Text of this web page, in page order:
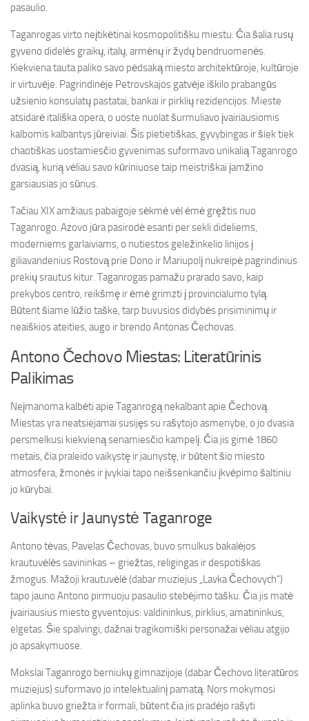
pasaulio.
Taganrogas virto neįtikėtinai kosmopolitišku miestu. Čia šalia rusų
gyveno didelės graikų, italų, armėnų ir žydų bendruomenės.
Kiekviena tauta paliko savo pėdsaką miesto architektūroje, kultūroje
ir virtuvėje. Pagrindinėje Petrovskajos gatvėje iškilo prabangūs
užsienio konsulatų pastatai, bankai ir pirklių rezidencijos. Mieste
atsidarė itališka opera, o uoste nuolat šurmuliavo įvairiausiomis
kalbomis kalbantys jūreiviai. Šis pietietiškas, gyvybingas ir šiek tiek
chaotiškas uostamiesčio gyvenimas suformavo unikalią Taganrogo
dvasią, kurią vėliau savo kūriniuose taip meistriškai įamžino
garsiausias jo sūnus.
Tačiau XIX amžiaus pabaigoje sėkmė vėl ėmė gręžtis nuo
Taganrogo. Azovo jūra pasirodė esanti per sekli dideliems,
moderniems garlaiviams, o nutiestos geležinkelio linijos į
giliavandenius Rostovą prie Dono ir Mariupolį nukreipė pagrindinius
prekių srautus kitur. Taganrogas pamažu prarado savo, kaip
prekybos centro, reikšmę ir ėmė grimzti į provincialumo tylą.
Būtent šiame lūžio taške, tarp buvusios didybės prisiminimų ir
neaiškios ateities, augo ir brendo Antonas Čechovas.
Antono Čechovo Miestas: Literatūrinis
Palikimas
Neįmanoma kalbėti apie Taganrogą nekalbant apie Čechovą.
Miestas yra neatsiejamai susijęs su rašytojo asmenybe, o jo dvasia
persmelkusi kiekvieną senamiesčio kampelį. Čia jis gimė 1860
metais, čia praleido vaikystę ir jaunystę, ir būtent šio miesto
atmosfera, žmonės ir įvykiai tapo neišsenkančiu įkvėpimo šaltiniu
jo kūrybai.
Vaikystė ir Jaunystė Taganroge
Antono tėvas, Pavelas Čechovas, buvo smulkus bakalėjos
krautuvėlės savininkas – griežtas, religingas ir despotiškas
žmogus. Mažoji krautuvėlė (dabar muziejus „Lavka Čechovych“)
tapo jauno Antono pirmuoju pasaulio stebėjimo tašku. Čia jis matė
įvairiausius miesto gyventojus: valdininkus, pirklius, amatininkus,
elgetas. Šie spalvingi, dažnai tragikomiški personažai vėliau atgijo
jo apsakymuose.
Mokslai Taganrogo berniukų gimnazijoje (dabar Čechovo literatūros
muziejus) suformavo jo intelektualinį pamatą. Nors mokymosi
aplinka buvo griežta ir formali, būtent čia jis pradėjo rašyti